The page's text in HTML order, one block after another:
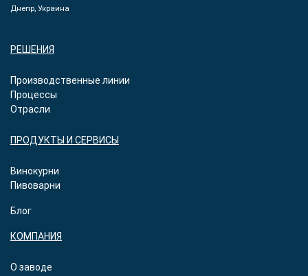
Днепр, Украина
РЕШЕНИЯ
Производственные линии
Процессы
Отрасли
ПРОДУКТЫ И СЕРВИСЫ
Винокурни
Пивоварни
Блог
КОМПАНИЯ
О заводе